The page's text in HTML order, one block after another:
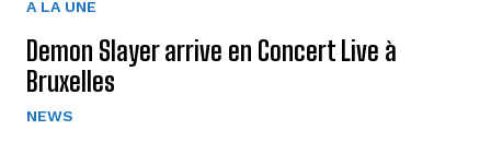
A LA UNE
Demon Slayer arrive en Concert Live à
Bruxelles
NEWS